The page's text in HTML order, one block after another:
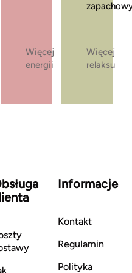
Więcej
energii
Więcej
relaksu
Informacje
Kontakt
Regulamin
Polityka